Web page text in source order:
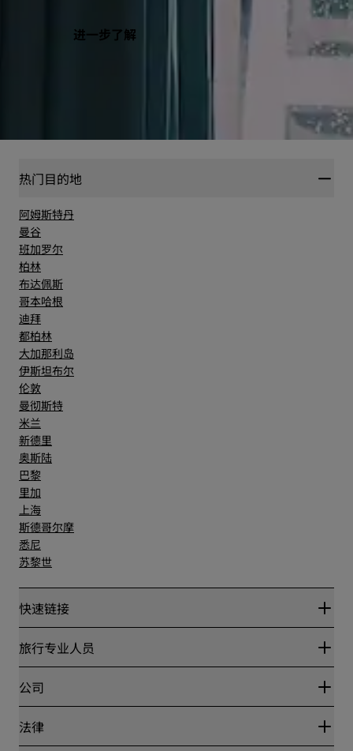
进一步了解
热门目的地
阿姆斯特丹
曼谷
班加罗尔
柏林
布达佩斯
哥本哈根
迪拜
都柏林
大加那利岛
伊斯坦布尔
伦敦
曼彻斯特
米兰
新德里
奥斯陆
巴黎
里加
上海
斯德哥尔摩
悉尼
苏黎世
快速链接
丽赏会
Blog
目的地
丽笙酒店集团APP
旅行专业人员
合作伙伴
公司
丽笙酒店集团
法律